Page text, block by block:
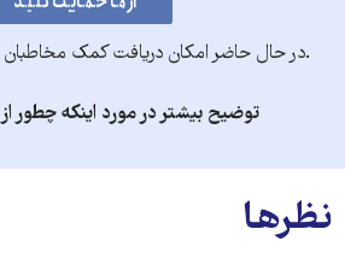
.در حال حاضر امکان دریافت کمک مخاطبان
توضیح بیشتر در مورد اینکه چطور
نظرها